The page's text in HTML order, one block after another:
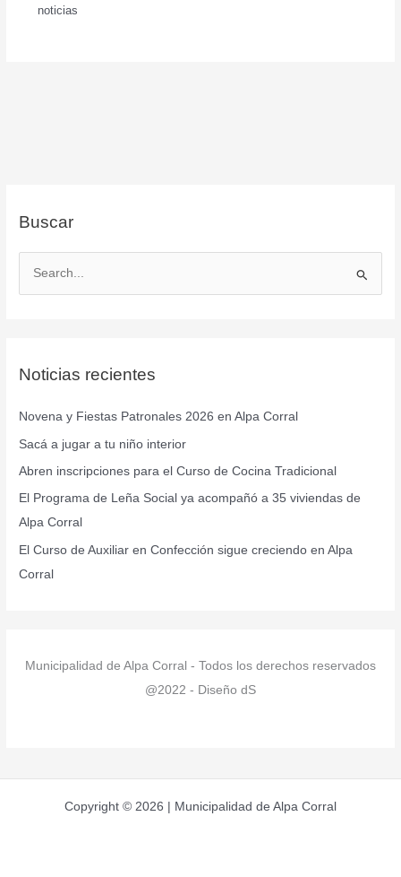
noticias
Buscar
a
p
o
r
:
Noticias recientes
Novena y Fiestas Patronales 2026 en Alpa Corral
Sacá a jugar a tu niño interior
Abren inscripciones para el Curso de Cocina Tradicional
El Programa de Leña Social ya acompañó a 35 viviendas de
Alpa Corral
El Curso de Auxiliar en Confección sigue creciendo en Alpa
Corral
Municipalidad de Alpa Corral - Todos los derechos reservados
@2022 - Diseño dS
Copyright © 2026 | Municipalidad de Alpa Corral